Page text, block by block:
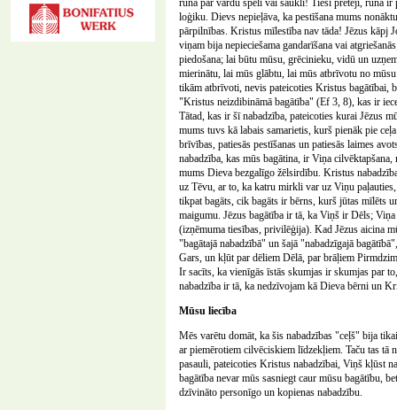
runa par vārdu spēli vai saukli! Tieši pretēji, runa ir
loģiku. Dievs nepieļāva, ka pestīšana mums
pārpilnības. Kristus mīlestība nav tāda! Jēzus kāpj
viņam bija nepieciešama gandarīšana vai
piedošana; lai būtu mūsu, grēcinieku, vidū un
mierinātu, lai mūs glābtu, lai mūs atbrīvotu no
tikām atbrīvoti, nevis pateicoties Kristus bagātībai,
"Kristus neizdibināmā bagātība" (Ef 3, 8), kas ir
Tātad, kas ir šī nabadzība, pateicoties kurai Jēzus
mums tuvs kā labais samarietis, kurš pienāk pie
brīvības, patiesās pestīšanas un patiesās laimes
nabadzība, kas mūs bagātina, ir Viņa
mums Dieva bezgalīgo žēlsirdību. Kristus
uz Tēvu, ar to, ka katru mirkli var uz Viņu
tikpat bagāts, cik bagāts ir bērns, kurš jūtas mīlēts
maigumu. Jēzus bagātība ir tā, ka Viņš ir Dēls;
(izņēmuma tiesības, privilēģija). Kad Jēzus aicina
"bagātajā nabadzībā" un šajā "nabadzīgajā
Gars, un kļūt par dēliem Dēlā, par brāļiem
Ir sacīts, ka vienīgās īstās skumjas ir skumjas par
nabadzība ir tā, ka nedzīvojam kā Dieva bērni un
Mūsu liecība
Mēs varētu domāt, ka šis nabadzības "ceļš" bija
ar piemērotiem cilvēciskiem līdzekļiem. Taču tas
pasauli, pateicoties Kristus nabadzībai, Viņš kļūst
bagātība nevar mūs sasniegt caur mūsu bagātību,
dzīvināto personīgo un kopienas nabadzību.